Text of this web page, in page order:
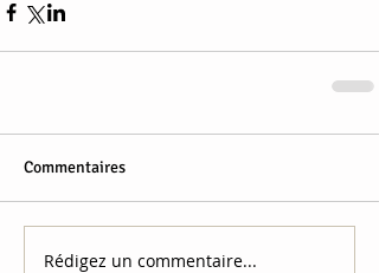
Commentaires
Rédigez un commentaire...